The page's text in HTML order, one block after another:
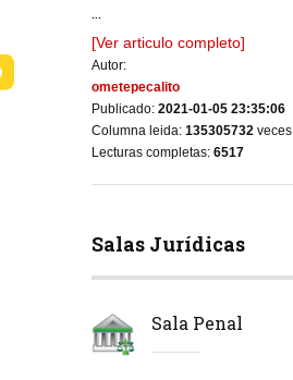
...
[Ver articulo completo]
Autor:
ometepecalito
Publicado: 2021-01-05 23:35:06
Columna leida: 135305732 veces.
Lecturas completas: 6517
Salas Jurídicas
Sala Penal